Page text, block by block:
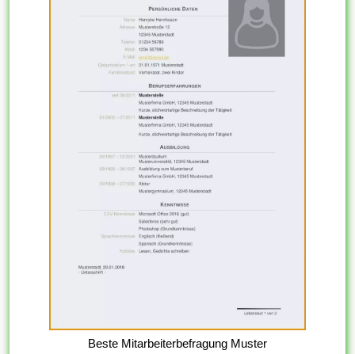
Beste Mitarbeiterbefragung Muster